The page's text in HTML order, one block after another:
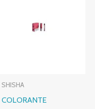
SHISHA
COLORANTE